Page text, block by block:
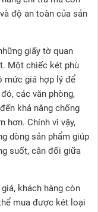
độ an toàn của sản
giấy tờ quan
Một chiếc két phù
mức giá hợp lý để
các văn phòng,
khả năng chống
hơn. Chính vì vậy,
dòng sản phẩm giúp
suốt, cân đối giữa
khách hàng còn
mua được két loại